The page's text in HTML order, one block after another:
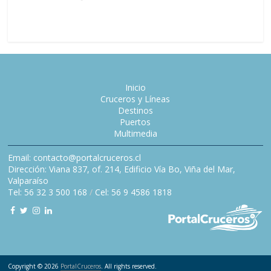
Inicio
Cruceros y Líneas
Destinos
Puertos
Multimedia
Email: contacto@portalcruceros.cl
Dirección: Viana 837, of. 214, Edificio Vía Bo, Viña del Mar,
Valparaíso
Tel: 56 32 3 500 168 / Cel: 56 9 4586 1818
Copyright © 2026 PortalCruceros . All rights reserved.